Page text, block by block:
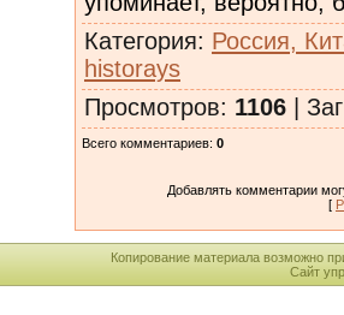
Категория: Россия,
historays
Просмотров: 1106 |
Всего комментариев: 0
Добавлять комментарии
[
Копирование материала возможно
Сайт